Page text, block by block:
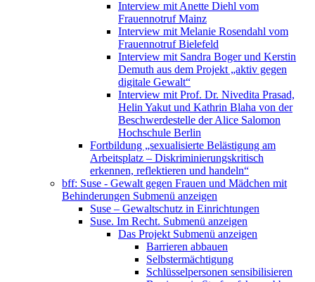
Interview mit Anette Diehl vom
Frauennotruf Mainz
Interview mit Melanie Rosendahl vom
Frauennotruf Bielefeld
Interview mit Sandra Boger und Kerstin
Demuth aus dem Projekt „aktiv gegen
digitale Gewalt“
Interview mit Prof. Dr. Nivedita Prasad,
Helin Yakut und Kathrin Blaha von der
Beschwerdestelle der Alice Salomon
Hochschule Berlin
Fortbildung „sexualisierte Belästigung am
Arbeitsplatz – Diskriminierungskritisch
erkennen, reflektieren und handeln“
bff: Suse - Gewalt gegen Frauen und Mädchen mit
Behinderungen Submenü anzeigen
Suse – Gewaltschutz in Einrichtungen
Suse. Im Recht. Submenü anzeigen
Das Projekt Submenü anzeigen
Barrieren abbauen
Selbstermächtigung
Schlüsselpersonen sensibilisieren